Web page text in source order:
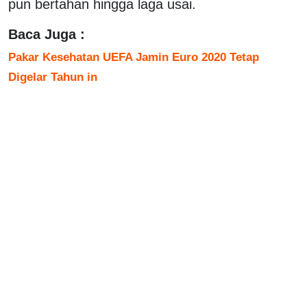
pun bertahan hingga laga usai.
Baca Juga :
Pakar Kesehatan UEFA Jamin Euro 2020 Tetap
Digelar Tahun in